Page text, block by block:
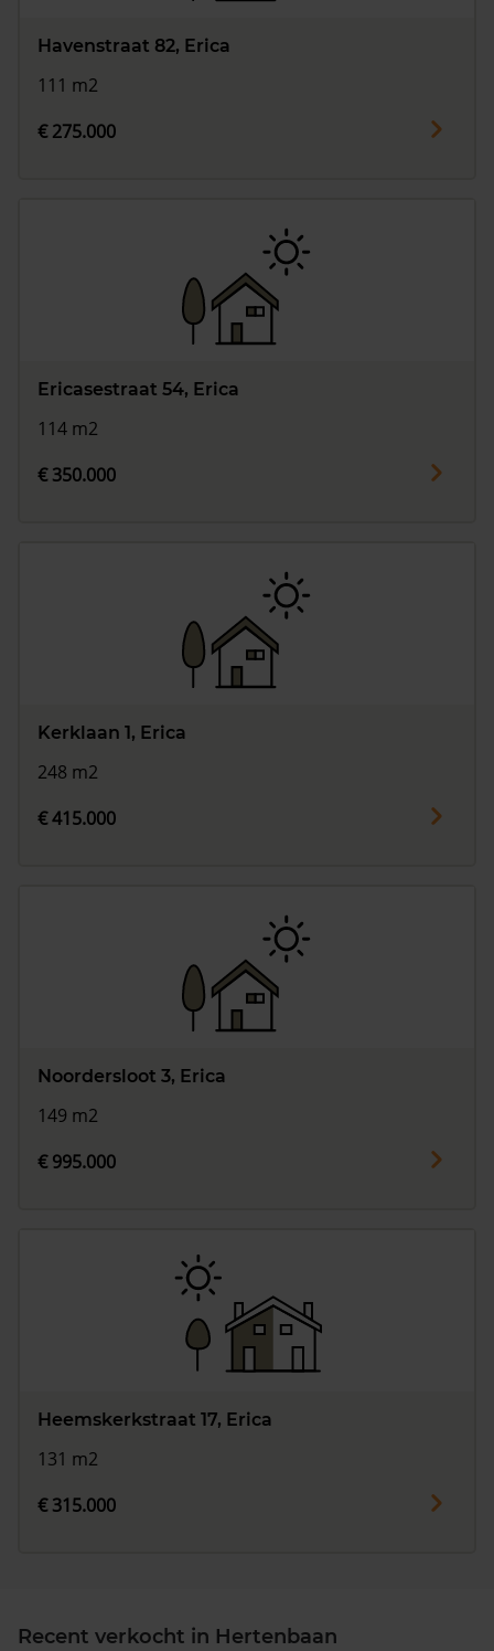
Havenstraat 82, Erica
111 m2
€ 275.000
Ericasestraat 54, Erica
114 m2
€ 350.000
Kerklaan 1, Erica
248 m2
€ 415.000
Noordersloot 3, Erica
149 m2
€ 995.000
Heemskerkstraat 17, Erica
131 m2
€ 315.000
Recent verkocht in Hertenbaan